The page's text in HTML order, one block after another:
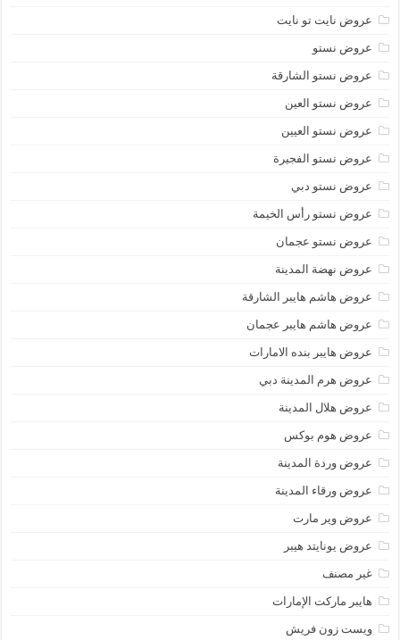
عروض نايت تو نايت
عروض نستو
عروض نستو الشارقة
عروض نستو العين
عروض نستو العيين
عروض نستو الفجيرة
عروض نستو دبي
عروض نستو رأس الخيمة
عروض نستو عجمان
عروض نهضة المدينة
عروض هاشم هايبر الشارقة
عروض هاشم هايبر عجمان
عروض هايبر بنده الامارات
عروض هرم المدينة دبي
عروض هلال المدينة
عروض هوم بوكس
عروض وردة المدينة
عروض ورقاء المدينة
عروض وير مارت
عروض يونايتد هيبر
غير مصنف
هايبر ماركت الإمارات
ويست زون فريش